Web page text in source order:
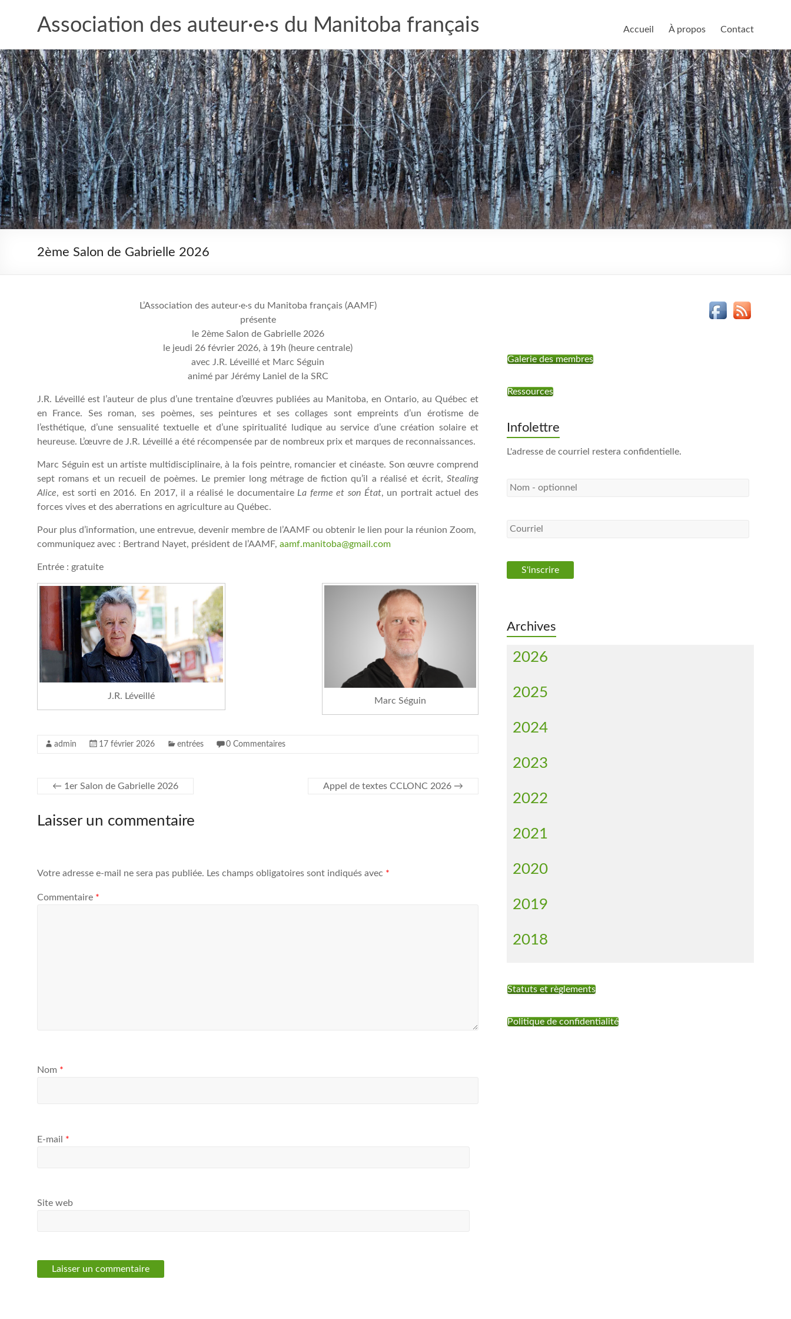
Association des auteur·e·s du Manitoba français Accueil À propos Contact
2ème Salon de Gabrielle 2026
L’Association des auteur·e·s du Manitoba français (AAMF)
présente
le 2ème Salon de Gabrielle 2026
le jeudi 26 février 2026, à 19h (heure centrale)
avec J.R. Léveillé et Marc Séguin
animé par Jérémy Laniel de la SRC
J.R. Léveillé est l’auteur de plus d’une trentaine d’œuvres publiées au Manitoba, en Ontario, au Québec et
en France. Ses roman, ses poèmes, ses peintures et ses collages sont empreints d’un érotisme de
l’esthétique, d’une sensualité textuelle et d’une spiritualité ludique au service d’une création solaire et
heureuse. L’œuvre de J.R. Léveillé a été récompensée par de nombreux prix et marques de reconnaissances.
Marc Séguin est un artiste multidisciplinaire, à la fois peintre, romancier et cinéaste. Son œuvre comprend
sept romans et un recueil de poèmes. Le premier long métrage de fiction qu’il a réalisé et écrit, Stealing
Alice, est sorti en 2016. En 2017, il a réalisé le documentaireLa ferme et son État, un portrait actuel des
forces vives et des aberrations en agriculture au Québec.
Pour plus d’information, une entrevue, devenir membre de l’AAMF ou obtenir le lien pour la réunion Zoom,
communiquez avec : Bertrand Nayet, président de l’AAMF, aamf.manitoba@gmail.com
Entrée : gratuite
J.R. Léveillé
Marc Séguin
admin 17 février 2026 entrées 0 Commentaires
← 1er Salon de Gabrielle 2026 Appel de textes CCLONC 2026 →
Laisser un commentaire
Votre adresse e-mail ne sera pas publiée. Les champs obligatoires sont indiqués avec *
Commentaire *
Nom *
E-mail *
Site web
Galerie des membres
Ressources
Infolettre
L'adresse de courriel restera confidentielle.
Archives
2026
2025
2024
2023
2022
2021
2020
2019
2018
Statuts et règlements
Politique de confidentialité